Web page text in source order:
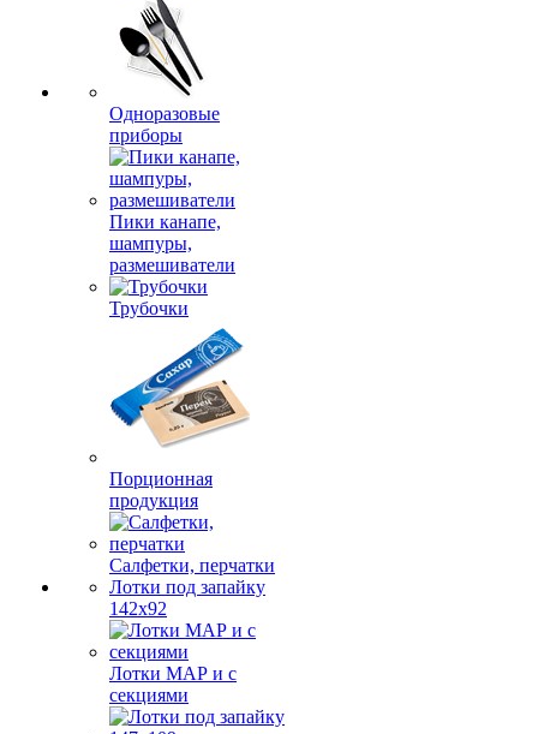
Одноразовые
приборы
Пики канапе,
шампуры,
размешиватели
Трубочки
Порционная
продукция
Салфетки, перчатки
Лотки под запайку
142х92
Лотки МАР и с
секциями